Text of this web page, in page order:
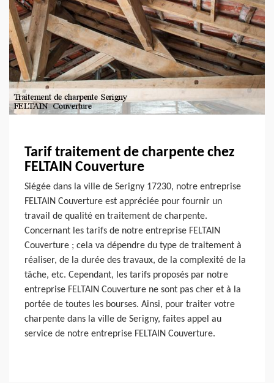
Tarif traitement de charpente chez
FELTAIN Couverture
Siégée dans la ville de Serigny 17230, notre entreprise
FELTAIN Couverture est appréciée pour fournir un
travail de qualité en traitement de charpente.
Concernant les tarifs de notre entreprise FELTAIN
Couverture ; cela va dépendre du type de traitement à
réaliser, de la durée des travaux, de la complexité de la
tâche, etc. Cependant, les tarifs proposés par notre
entreprise FELTAIN Couverture ne sont pas cher et à la
portée de toutes les bourses. Ainsi, pour traiter votre
charpente dans la ville de Serigny, faites appel au
service de notre entreprise FELTAIN Couverture.